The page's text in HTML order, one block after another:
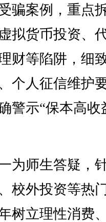
骗案例，重点
拟货币投资、
财等陷阱，细
个人征信维护
警示“保本高收
师生答疑，
校外投资等热
树立理性消费